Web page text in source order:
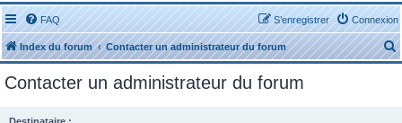
FAQ Connexion
S’enregistrer
Index du forum Contacter un administrateur du forum
e
Contacter un administrateur du forum